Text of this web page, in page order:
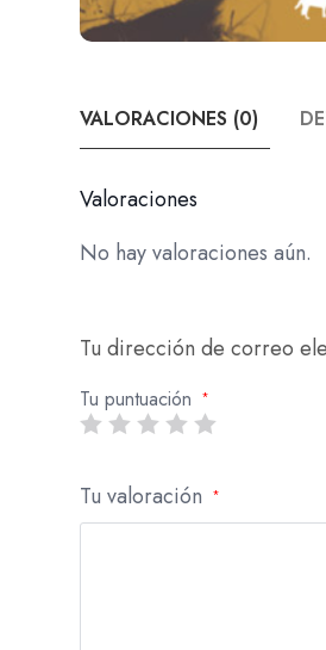
VALORACIONES (0)
Valoraciones
No hay valoraciones aún.
Tu dirección de correo
Tu puntuación *
Tu valoración *